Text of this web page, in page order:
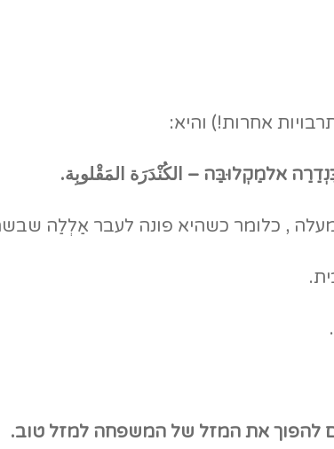
אחרות!) והיא:
אלמַקְלוּבַּה – الكُنْدَرَة المَقْلوبِة.
, כלומר כשהיא פונה לעבר אַלְלַה
להפוך את המזל של המשפחה למזל טוב.